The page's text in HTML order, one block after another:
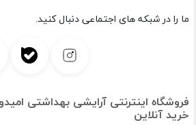
ما را در شبکه های اجتماعی دنبال کنید.
فروشگاه اینترنتی آرایشی بهداشتی
خرید آنلاین